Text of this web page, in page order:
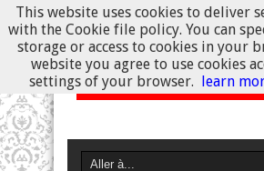
This website uses cookies to deliver
with the Cookie file policy. You can
storage or access to cookies in your
website you agree to use cookies
settings of your browser. learn